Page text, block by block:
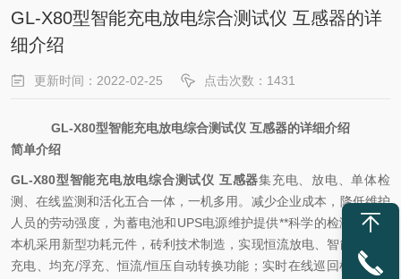
GL-X80型智能充电放电综合测试仪 互感器的详
细介绍
更新时间：2022-02-25 点击次数：1431
GL-X80型智能充电放电综合测试仪 互感器的详细介绍
简单介绍
GL-X80型智能充电放电综合测试仪 互感器集充电、放电、单体检
测、在线监测和活化五合一体，一机多用。减少企业成本，降低维护
人员的劳动强度，为蓄电池和UPS电源维护提供**科学的检测手段。
本机采用新型功耗元件，砖利技术制造，实现恒流放电、智能三阶段
充电、均充/浮充、恒流/恒压自动转换功能；实时在线巡回检测每个